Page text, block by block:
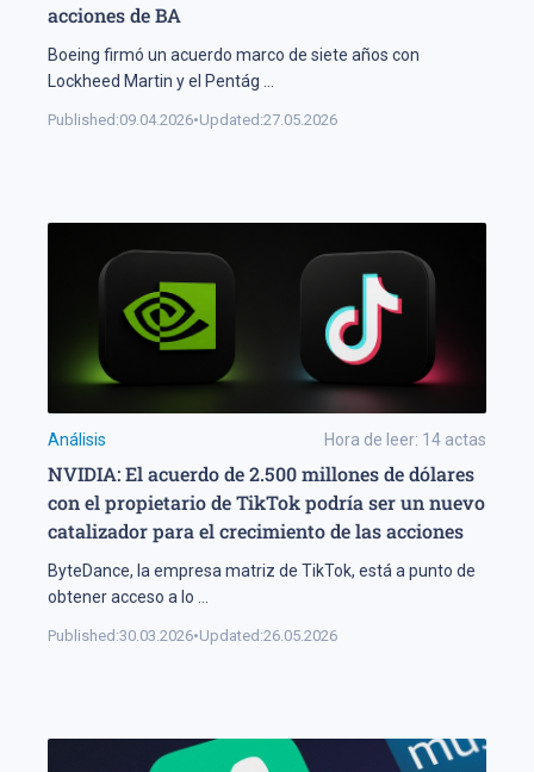
acciones de BA
Boeing firmó un acuerdo marco de siete años con
Lockheed Martin y el Pentág
Published:09.04.2026•Updated:27.05.2026
Análisis Hora de leer: 14 actas
NVIDIA: El acuerdo de 2.500 millones de dólares
con el propietario de TikTok podría ser un nuevo
catalizador para el crecimiento de las acciones
ByteDance, la empresa matriz de TikTok, está a punto de
obtener acceso a lo
Published:30.03.2026•Updated:26.05.2026